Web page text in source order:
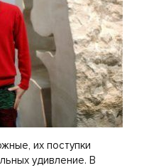
их поступки
удивление. В